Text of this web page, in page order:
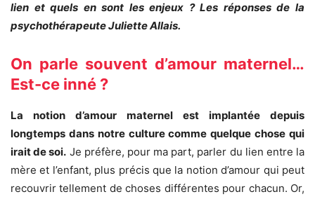
lien et quels en sont les enjeux ? Les réponses de la
psychothérapeute Juliette Allais.
On parle souvent d’amour maternel…
Est-ce inné ?
La notion d’amour maternel est implantée depuis
longtemps dans notre culture comme quelque chose qui
irait de soi. Je préfère, pour ma part, parler du lien entre la
mère et l’enfant, plus précis que la notion d’amour qui peut
recouvrir tellement de choses différentes pour chacun. Or,